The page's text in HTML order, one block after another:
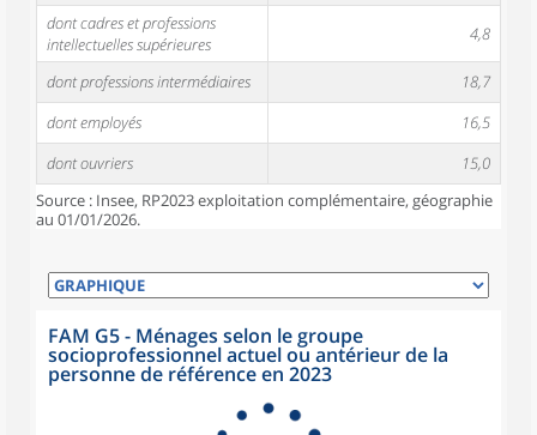
dont cadres et professions
intellectuelles supérieures
4,8
dont professions intermédiaires
18,7
dont employés
16,5
dont ouvriers
15,0
Source : Insee, RP2023 exploitation complémentaire, géographie
au 01/01/2026.
FAM G5 - Ménages selon le groupe
socioprofessionnel actuel ou antérieur de la
personne de référence en 2023